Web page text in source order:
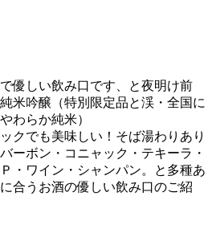
優しい飲み口です、と夜明け前
米吟醸（特別限定品と渓・全国に
わらか純米）
クでも美味しい！そば湯わりあり
ーボン・コニャック・テキーラ・
・ワイン・シャンパン。と多種あ
合うお酒の優しい飲み口のご紹